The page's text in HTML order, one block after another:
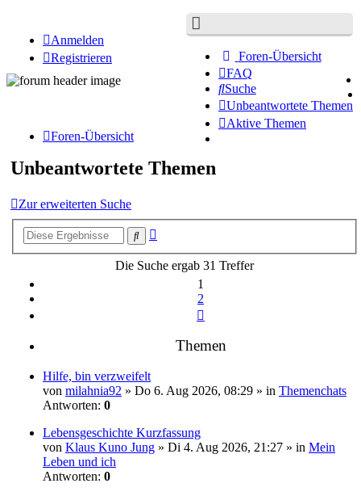
Foren-Übersicht
FAQ
Suche
Unbeantwortete Themen
Aktive Themen
Anmelden
Registrieren
Foren-Übersicht
Unbeantwortete Themen
Zur erweiterten Suche
Suche
Die Suche ergab 31 Treffer
1
2
Themen
Hilfe, bin verzweifelt
von milahnia92 » Do 6. Aug 2026, 08:29 » in Themenchats
Antworten: 0
Lebensgeschichte Kurzfassung
von Klaus Kuno Jung » Di 4. Aug 2026, 21:27 » in Mein
Leben und ich
Antworten: 0